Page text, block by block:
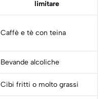
limitare
Caffè e tè con teina
Bevande alcoliche
Cibi fritti o molto grassi